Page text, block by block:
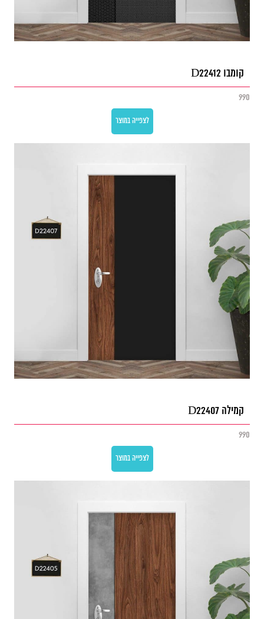
קומבו D22412
990
לצפייה במוצר
קמילה D22407
990
לצפייה במוצר